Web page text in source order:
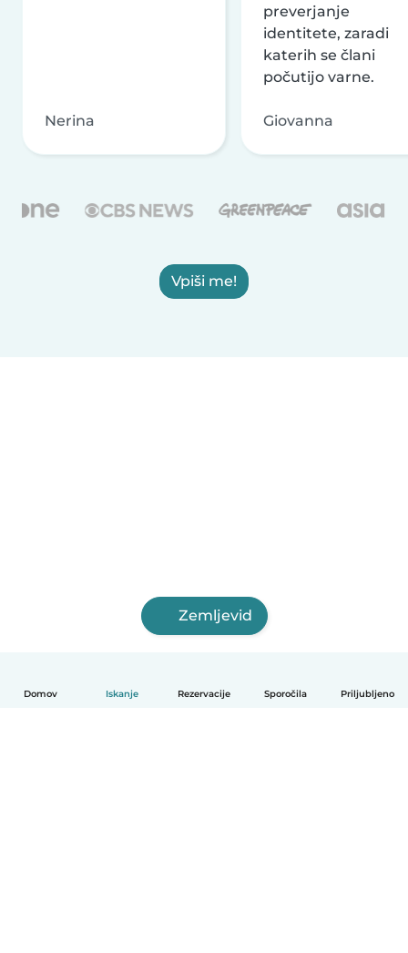
Domov Iskanje Rezervacije Sporočila Priljubljeno
Nerina
preverjanje
identitete, zaradi
katerih se člani
počutijo varne.
Giovanna
Vpiši me!
Zemljevid